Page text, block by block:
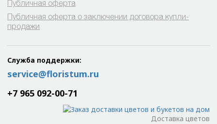
Публичная оферта
Публичная оферта о заключении договора купли-
продажи
Служба поддержки:
service@floristum.ru
+7 965 092-00-71
Доставка цветов